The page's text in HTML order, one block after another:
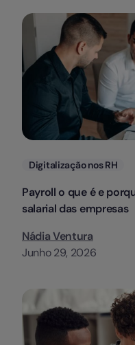
Categorias
Digitalização nos RH
Payroll o que é e
salarial das empresas
Nádia Ventura
Junho 29, 2026